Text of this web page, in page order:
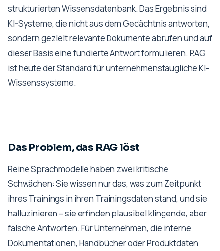
strukturierten Wissensdatenbank. Das Ergebnis sind
KI-Systeme, die nicht aus dem Gedächtnis antworten,
sondern gezielt relevante Dokumente abrufen und auf
dieser Basis eine fundierte Antwort formulieren. RAG
ist heute der Standard für unternehmenstaugliche KI-
Wissenssysteme.
Das Problem, das RAG löst
Reine Sprachmodelle haben zwei kritische
Schwächen: Sie wissen nur das, was zum Zeitpunkt
ihres Trainings in ihren Trainingsdaten stand, und sie
halluzinieren – sie erfinden plausibel klingende, aber
falsche Antworten. Für Unternehmen, die interne
Dokumentationen, Handbücher oder Produktdaten